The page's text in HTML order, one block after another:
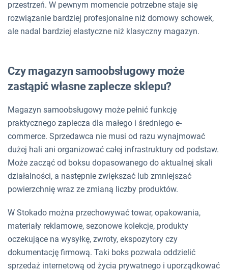
przestrzeń. W pewnym momencie potrzebne staje się
rozwiązanie bardziej profesjonalne niż domowy schowek,
ale nadal bardziej elastyczne niż klasyczny magazyn.
Czy magazyn samoobsługowy może
zastąpić własne zaplecze sklepu?
Magazyn samoobsługowy może pełnić funkcję
praktycznego zaplecza dla małego i średniego e-
commerce. Sprzedawca nie musi od razu wynajmować
dużej hali ani organizować całej infrastruktury od podstaw.
Może zacząć od boksu dopasowanego do aktualnej skali
działalności, a następnie zwiększać lub zmniejszać
powierzchnię wraz ze zmianą liczby produktów.
W Stokado można przechowywać towar, opakowania,
materiały reklamowe, sezonowe kolekcje, produkty
oczekujące na wysyłkę, zwroty, ekspozytory czy
dokumentację firmową. Taki boks pozwala oddzielić
sprzedaż internetową od życia prywatnego i uporządkować